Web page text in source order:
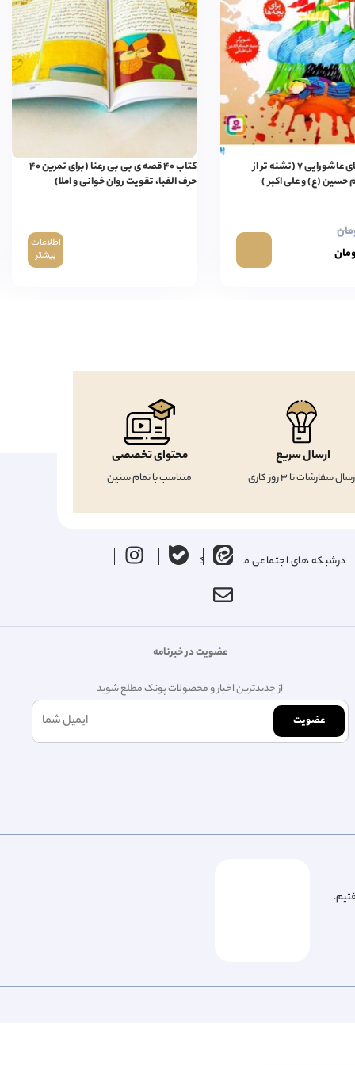
کتاب قصه‌های عاشورایی ۷ (تشنه تر از
حسین (ع) و علی اکبر )
کتاب ۴۰ قصه ی بی بی رعنا (برای تمرین ۴۰
حرف الفبا، تقویت روان خوانی و املا)
اطلاعات
بیشتر
ارسال سریع
سفارشات تا 3 روز کاری
محتوای تخصصی
متناسب با تمام سنین
درشبکه های اجتماعی ما را دنبال کنید
عضویت در خبرنامه
از جدیدترین اخبار و محصولات پونک مطلع شوید
عضویت